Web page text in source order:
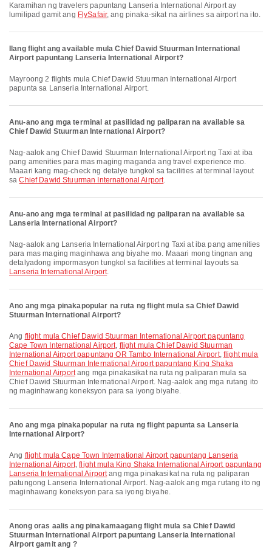
Karamihan ng travelers papuntang Lanseria International Airport ay
lumilipad gamit ang FlySafair, ang pinaka-sikat na airlines sa airport na ito.
Ilang flight ang available mula Chief Dawid Stuurman International
Airport papuntang Lanseria International Airport?
Mayroong 2 flights mula Chief Dawid Stuurman International Airport
papunta sa Lanseria International Airport.
Anu-ano ang mga terminal at pasilidad ng paliparan na available sa
Chief Dawid Stuurman International Airport?
Nag-aalok ang Chief Dawid Stuurman International Airport ng Taxi at iba
pang amenities para mas maging maganda ang travel experience mo.
Maaari kang mag-check ng detalye tungkol sa facilities at terminal layout
saChief Dawid Stuurman International Airport.
Anu-ano ang mga terminal at pasilidad ng paliparan na available sa
Lanseria International Airport?
Nag-aalok ang Lanseria International Airport ng Taxi at iba pang amenities
para mas maging maginhawa ang biyahe mo. Maaari mong tingnan ang
detalyadong impormasyon tungkol sa facilities at terminal layouts sa
Lanseria International Airport.
Ano ang mga pinakapopular na ruta ng flight mula sa Chief Dawid
Stuurman International Airport?
Ang flight mula Chief Dawid Stuurman International Airport papuntang
Cape Town International Airport, flight mula Chief Dawid Stuurman
International Airport papuntang OR Tambo International Airport, flight mula
Chief Dawid Stuurman International Airport papuntang King Shaka
International Airportang mga pinakasikat na ruta ng paliparan mula sa
Chief Dawid Stuurman International Airport. Nag-aalok ang mga rutang ito
ng maginhawang koneksyon para sa iyong biyahe.
Ano ang mga pinakapopular na ruta ng flight papunta sa Lanseria
International Airport?
Ang flight mula Cape Town International Airport papuntang Lanseria
International Airport,flight mula King Shaka International Airport papuntang
Lanseria International Airportang mga pinakasikat na ruta ng paliparan
patungong Lanseria International Airport. Nag-aalok ang mga rutang ito ng
maginhawang koneksyon para sa iyong biyahe.
Anong oras aalis ang pinakamaagang flight mula sa Chief Dawid
Stuurman International Airport papuntang Lanseria International
Airport gamit ang ?